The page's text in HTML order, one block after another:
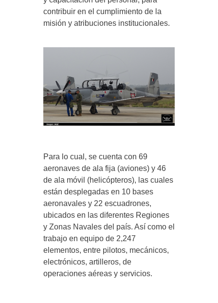
contribuir en el cumplimiento de la
misión y atribuciones institucionales.
Para lo cual, se cuenta con 69
aeronaves de ala fija (aviones) y 46
de ala móvil (helicópteros), las cuales
están desplegadas en 10 bases
aeronavales y 22 escuadrones,
ubicados en las diferentes Regiones
y Zonas Navales del país. Así como el
trabajo en equipo de 2,247
elementos, entre pilotos, mecánicos,
electrónicos, artilleros, de
operaciones aéreas y servicios.